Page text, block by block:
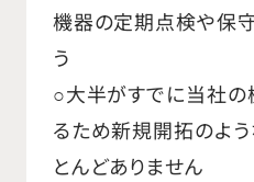
機器の定期点検や保
う
○大半がすでに当社
るため新規開拓のよ
とんどありません